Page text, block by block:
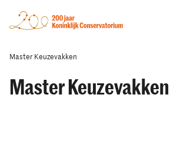
Master Keuzevakken
Master Keuzevakken